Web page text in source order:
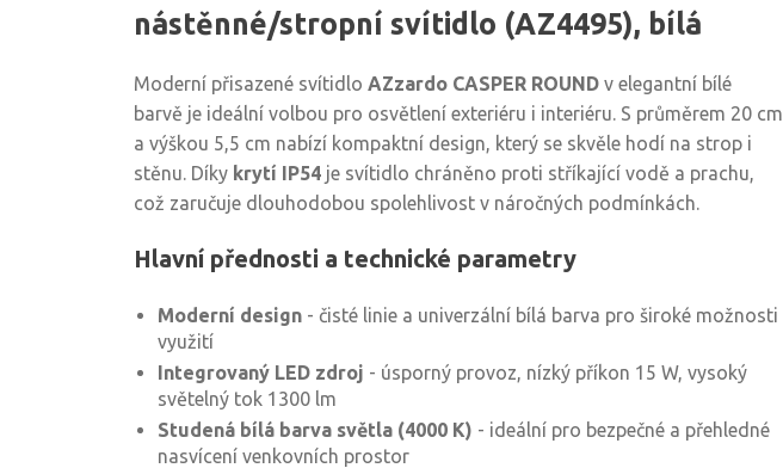
nástěnné/stropní svítidlo (AZ4495), bílá
Moderní přisazené svítidlo AZzardo CASPER ROUND v elegantní bílé
barvě je ideální volbou pro osvětlení exteriéru i interiéru. S průměrem 20 cm
a výškou 5,5 cm nabízí kompaktní design, který se skvěle hodí na strop i
stěnu. Díky krytí IP54 je svítidlo chráněno proti stříkající vodě a prachu,
což zaručuje dlouhodobou spolehlivost v náročných podmínkách.
Hlavní přednosti a technické parametry
Moderní design - čisté linie a univerzální bílá barva pro široké možnosti
využití
Integrovaný LED zdroj - úsporný provoz, nízký příkon 15 W, vysoký
světelný tok 1300 lm
Studená bílá barva světla (4000 K) - ideální pro bezpečné a přehledné
nasvícení venkovních prostor